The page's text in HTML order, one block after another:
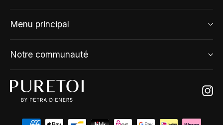
Menu principal
Notre communauté